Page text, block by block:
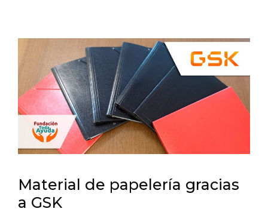
Material de papelería gracias
a GSK